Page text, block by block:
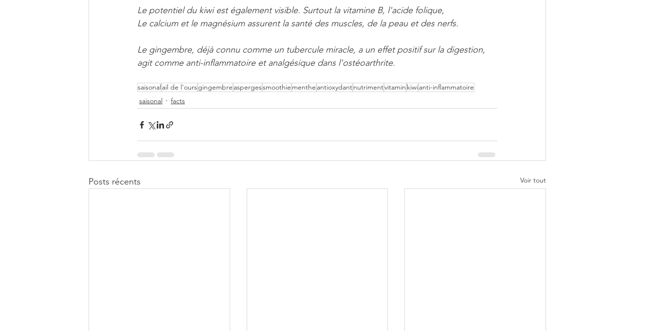
Le potentiel du kiwi est également visible. Surtout la vitamine B, l'acide folique,
Le calcium et le magnésium assurent la santé des muscles, de la peau et des nerfs.
Le gingembre, déjà connu comme un tubercule miracle, a un effet positif sur la digestion,
agit comme anti-inflammatoire et analgésique dans l'ostéoarthrite.
saisonal ail de l'oursgingembre aspergessmoothie menthe antioxydantnutrimentvitamin kiwianti-inflammatoire
saisonal
facts
Posts récents Voir tout